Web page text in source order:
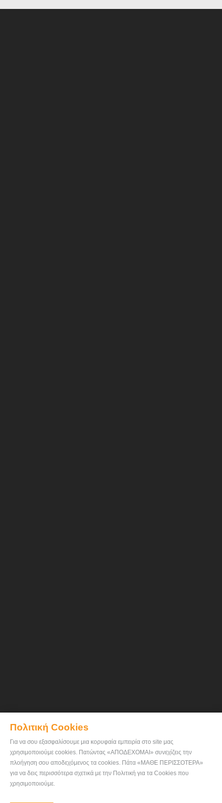
Πολιτική Cookies
Για να σου εξασφαλίσουμε μια κορυφαία εμπειρία στο site μας
χρησιμοποιούμε cookies. Πατώντας «ΑΠΟΔΕΧΟΜΑΙ» συνεχίζεις την
πλοήγηση σου αποδεχόμενος τα cookies. Πάτα «ΜΑΘΕ ΠΕΡΙΣΣΟΤΕΡΑ»
για να δεις περισσότερα σχετικά με την Πολιτική για τα Cookies που
χρησιμοποιούμε.